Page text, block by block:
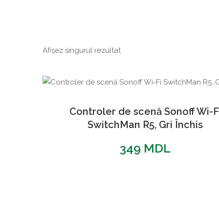
Afișez singurul rezultat
Controler de scenă Sonoff Wi-
SwitchMan R5, Gri Închis
349 MDL